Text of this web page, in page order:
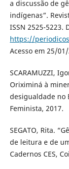
a discussão de
indígenas”.
ISSN 2525-5223.
https://
Acesso em 25/
SCARAMUZZI,
Oriximiná à
desigualdade no
Feminista, 2017.
SEGATO, Rita.
de leitura e de
Cadernos CES,